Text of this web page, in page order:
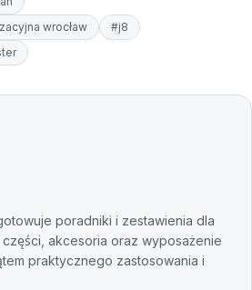
wrocław
#j8
poradniki i zestawienia dla
akcesoria oraz wyposażenie
praktycznego zastosowania i